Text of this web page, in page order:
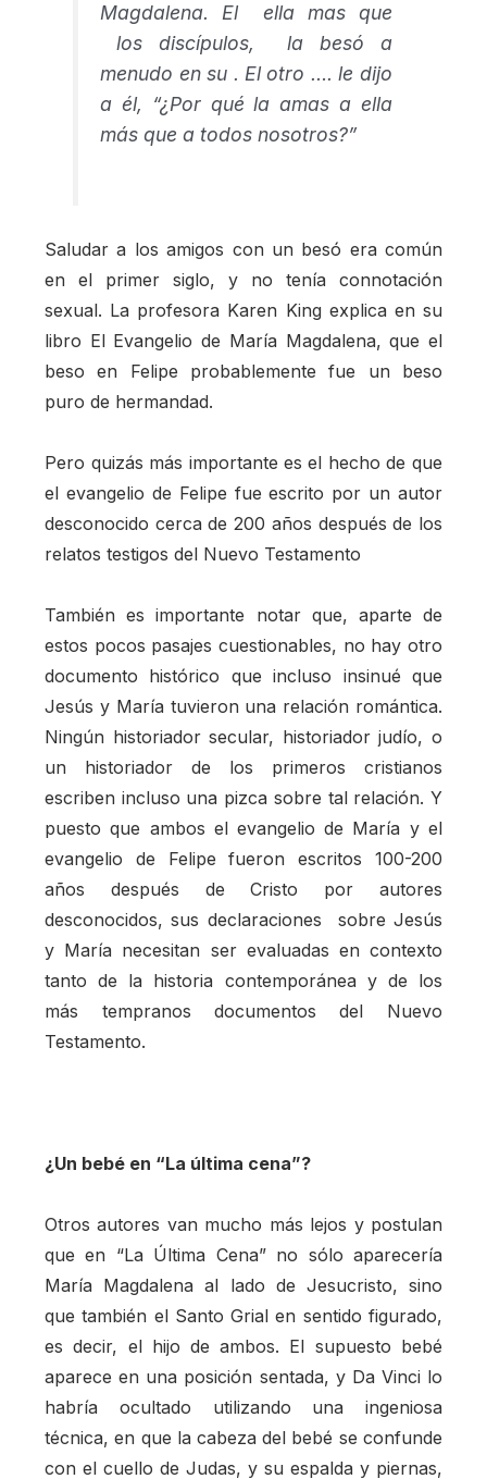
Magdalena. El ella mas que
los discípulos, la besó a
menudo en su . El otro …. le dijo
a él, “¿Por qué la amas a ella
más que a todos nosotros?”
Saludar a los amigos con un besó era común
en el primer siglo, y no tenía connotación
sexual. La profesora Karen King explica en su
libro El Evangelio de María Magdalena, que el
beso en Felipe probablemente fue un beso
puro de hermandad.
Pero quizás más importante es el hecho de que
el evangelio de Felipe fue escrito por un autor
desconocido cerca de 200 años después de los
relatos testigos del Nuevo Testamento
También es importante notar que, aparte de
estos pocos pasajes cuestionables, no hay otro
documento histórico que incluso insinué que
Jesús y María tuvieron una relación romántica.
Ningún historiador secular, historiador judío, o
un historiador de los primeros cristianos
escriben incluso una pizca sobre tal relación. Y
puesto que ambos el evangelio de María y el
evangelio de Felipe fueron escritos 100-200
años después de Cristo por autores
desconocidos, sus declaraciones sobre Jesús
y María necesitan ser evaluadas en contexto
tanto de la historia contemporánea y de los
más tempranos documentos del Nuevo
Testamento.
¿Un bebé en “La última cena”?
Otros autores van mucho más lejos y postulan
que en “La Última Cena” no sólo aparecería
María Magdalena al lado de Jesucristo, sino
que también el Santo Grial en sentido figurado,
es decir, el hijo de ambos. El supuesto bebé
aparece en una posición sentada, y Da Vinci lo
habría ocultado utilizando una ingeniosa
técnica, en que la cabeza del bebé se confunde
con el cuello de Judas, y su espalda y piernas,